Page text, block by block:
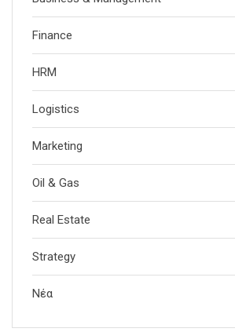
Finance
HRM
Logistics
Marketing
Oil & Gas
Real Estate
Strategy
Νέα